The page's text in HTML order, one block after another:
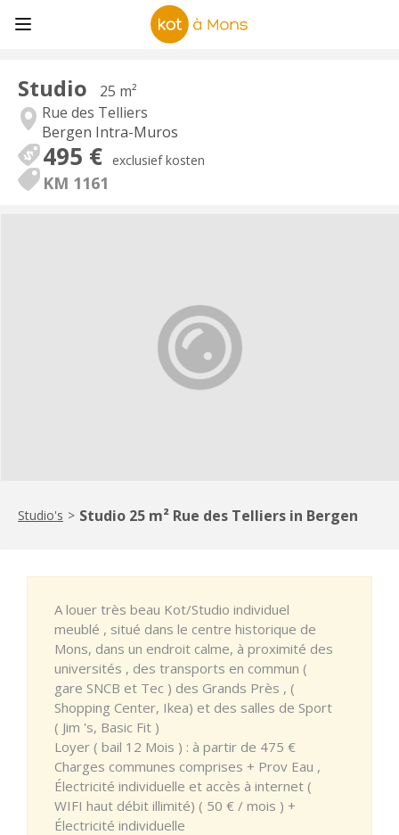
Studio
25 m²
Rue des Telliers
Bergen Intra-Muros
495 € exclusief kosten
KM 1161
Studio's > Studio 25 m² Rue des Telliers in Bergen
A louer très beau Kot/Studio individuel
meublé , situé dans le centre historique de
Mons, dans un endroit calme, à proximité des
universités , des transports en commun (
gare SNCB et Tec ) des Grands Près , (
Shopping Center, Ikea) et des salles de Sport
( Jim 's, Basic Fit )
Loyer ( bail 12 Mois ) : à partir de 475 €
Charges communes comprises + Prov Eau ,
Électricité individuelle et accès à internet (
WIFI haut débit illimité) ( 50 € / mois ) +
Électricité individuelle